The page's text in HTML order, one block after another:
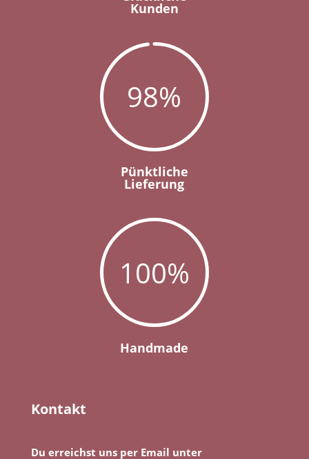
Kunden
98%
Pünktliche
Lieferung
100%
Handmade
Kontakt
Du erreichst uns per Email unter